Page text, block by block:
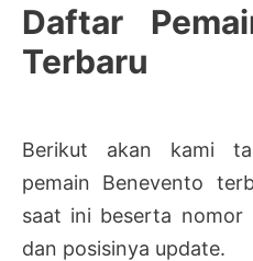
Daftar
Terbaru
Berikut akan kami
pemain Benevento
saat ini beserta nomor
dan posisinya update.